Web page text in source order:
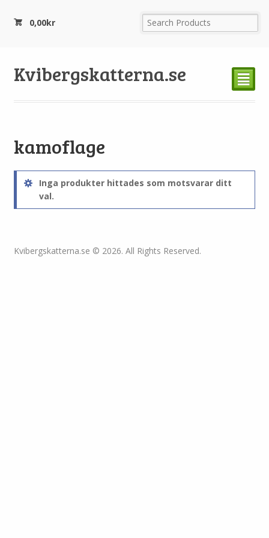
0,00kr
Kvibergskatterna.se ²
kamoflage
Inga produkter hittades som motsvarar ditt
val.
Kvibergskatterna.se © 2026. All Rights Reserved.